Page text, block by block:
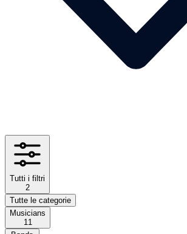
Tutti i filtri
2
Tutte le categorie
Musicians
11